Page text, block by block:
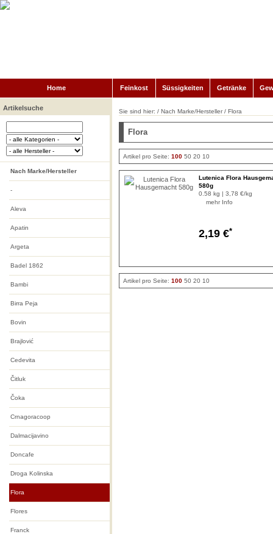
Home Feinkost Süssigkeiten Getränke
Artikelsuche
Nach Marke/Hersteller
-
Aleva
Apatin
Argeta
Badel 1862
Bambi
Birra Peja
Bovin
Brajlović
Cedevita
Čitluk
Čoka
Crnagoracoop
Dalmacijavino
Doncafe
Droga Kolinska
Flora
Flores
Franck
Sie sind hier: / Nach Marke/Hersteller/ Flora
Flora
Artikel pro Seite: 100 50 20 10
Lutenica Flora
580g
0.58 kg | 3,78 €/kg
mehr Info
2,19 €*
Artikel pro Seite: 100 50 20 10